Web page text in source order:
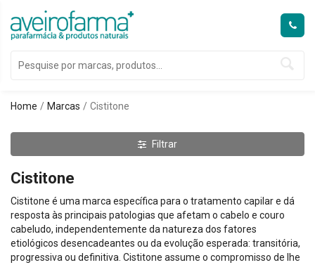
Home Marcas Cistitone
Filtrar
Cistitone
Cistitone é uma marca específica para o tratamento capilar e dá
resposta às principais patologias que afetam o cabelo e couro
cabeludo, independentemente da natureza dos fatores
etiológicos desencadeantes ou da evolução esperada: transitória,
progressiva ou definitiva. Cistitone assume o compromisso de lhe